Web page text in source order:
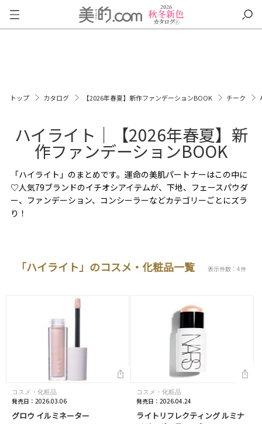
トップ カタログ 【2026年春夏】新作ファンデーションBOOK チーク
ハイライト｜【2026年春夏】新
作ファンデーションBOOK
「ハイライト」のまとめです。運命の美肌パートナーはこの中に
♡人気79ブランドのイチオシアイテムが、下地、フェースパウダ
ー、ファンデーション、コンシーラーなどカテゴリーごとにズラ
り！
「ハイライト」のコスメ・化粧品一覧 表示件数：4件
コスメ・化粧品
発売日：2026.03.06
グロウ イルミネーター
コスメ・化粧品
発売日：2026.04.24
ライトリフレクティング ルミナ